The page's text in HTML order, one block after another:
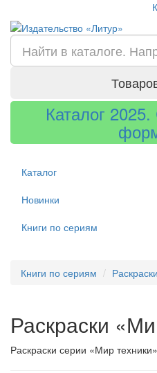
Каталог
Каталог
Новинки
Книги по сериям
Книги по сериям
Раскраски
Раскраски серии «Мир